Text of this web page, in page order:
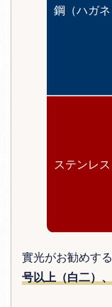
鋼（ハガネ
ステンレス
實光がお勧めす
号以上（白二）